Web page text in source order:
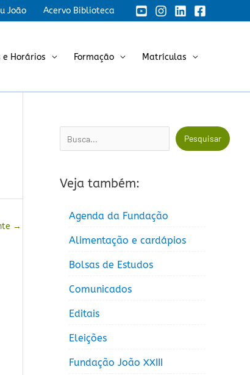
João Acervo Biblioteca
e Horários Formação Matrículas
→
Pesquisar Pesquisar
Veja também:
Agenda da Fundação
Alimentação e cardápios
Bolsas de Estudos
Comunicados
Editais
Eleições
Fundação João XXIII